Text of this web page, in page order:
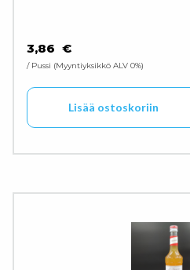
3,86 €
/ Pussi Myyntiyksikkö ALV 0%
Lisää ostoskoriin